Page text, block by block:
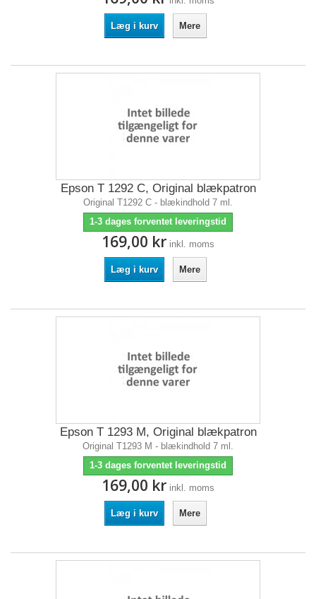
Læg i kurv Mere
Epson T 1292 C, Original blækpatron
Original T1292 C - blækindhold 7 ml.
1-3 dages forventet leveringstid
169,00 kr inkl. moms
Læg i kurv Mere
Epson T 1293 M, Original blækpatron
Original T1293 M - blækindhold 7 ml.
1-3 dages forventet leveringstid
169,00 kr inkl. moms
Læg i kurv Mere